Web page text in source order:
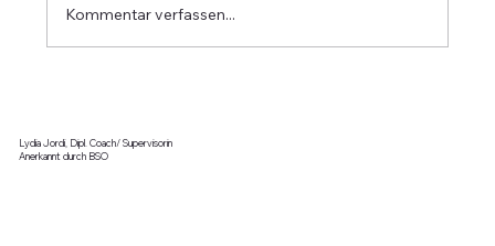
Kommentar verfassen...
Lydia Jordi, Dipl. Coach/ Supervisorin
Anerkannt durch BSO